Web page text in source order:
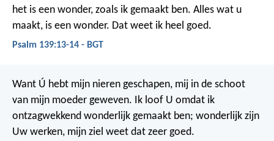
het is een wonder, zoals ik gemaakt ben. Alles wat u
maakt, is een wonder. Dat weet ik heel goed.
Psalm 139:13-14 - BGT
Want Ú hebt mijn nieren geschapen, mij in de schoot
van mijn moeder geweven. Ik loof U omdat ik
ontzagwekkend wonderlijk gemaakt ben; wonderlijk zijn
Uw werken, mijn ziel weet dat zeer goed.